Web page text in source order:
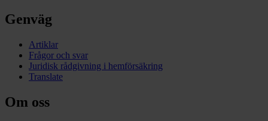
Genväg
Artiklar
Frågor och svar
Juridisk rådgivning i hemförsäkring
Translate
Om oss